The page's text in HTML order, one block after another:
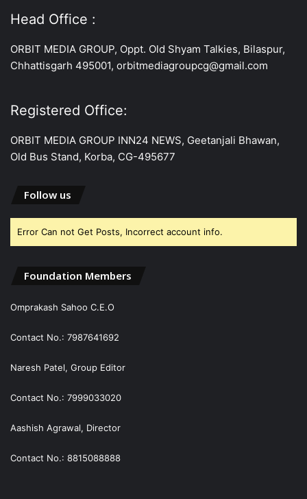
Head Office :
ORBIT MEDIA GROUP, Oppt. Old Shyam Talkies, Bilaspur,
Chhattisgarh 495001, orbitmediagroupcg@gmail.com
Registered Office:
ORBIT MEDIA GROUP INN24 NEWS, Geetanjali Bhawan,
Old Bus Stand, Korba, CG-495677
Follow us
Error Can not Get Posts, Incorrect account info.
Foundation Members
Omprakash Sahoo C.E.O
Contact No.: 7987641692
Naresh Patel, Group Editor
Contact No.: 7999033020
Aashish Agrawal, Director
Contact No.: 8815088888